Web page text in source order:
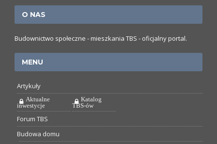
O NAS
Budownictwo społeczne - mieszkania TBS - oficjalny portal.
MENU
Artykuły
Aktualne
inwestycje
Katalog
TBS-ów
Forum TBS
Budowa domu